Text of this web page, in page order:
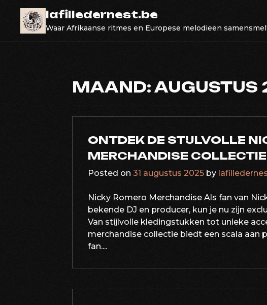
content
lafilledernest.be
Waar Afrikaanse ritmes en Europese melodieën
MAAND:AUGUSTUS
ONTDEK DE STIJLVOLLE
MERCHANDISE
Posted on 31 augustus 2025 by
Nicky Romero Merchandise Als fan van
bekende DJ en producer, kun je nu zijn
Van stijlvolle kledingstukken tot unieke
merchandise collectie biedt een scala aan
fan....